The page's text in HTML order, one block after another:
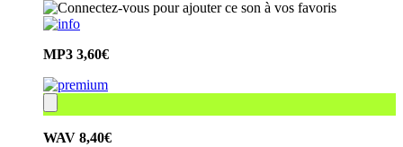
MP3 3,60€
WAV 8,40€